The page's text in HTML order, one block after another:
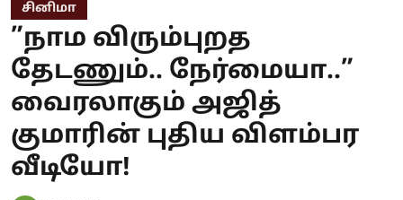
சினிமா
”நாம விரும்புறத
தேடணும்.. நேர்மையா..”
வைரலாகும் அஜித்
குமாரின் புதிய விளம்பர
வீடியோ!